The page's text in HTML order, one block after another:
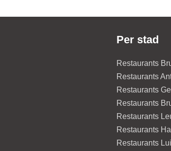
Per stad
Restaurants
Restaurants
Restaurants
Restaurants
Restaurants
Restaurants
Restaurants